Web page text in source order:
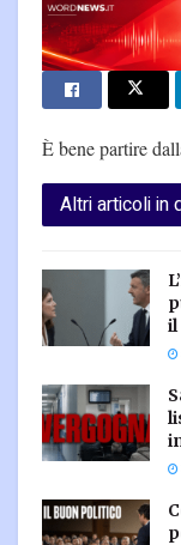
È bene partire
Altri articoli in
il